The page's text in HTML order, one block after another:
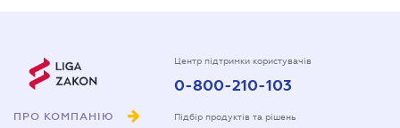
ПРО КОМПАНІЮ
Центр підтримки користувачів
0-800-210-103
Підбір продуктів та рішень